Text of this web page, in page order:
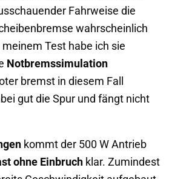
Fahrweise die
wahrscheinlich
Test habe ich sie
Notbremssimulation
bremst in diesem Fall
gut die Spur und fängt nicht
kommt der 500 W Antrieb
ohne Einbruch klar. Zumindest